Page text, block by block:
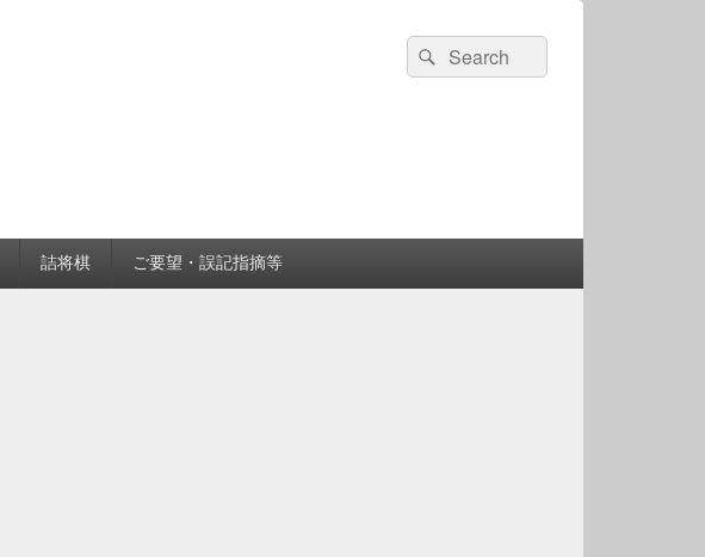
検
索:
検
索
詰将棋 ご要望・誤記指摘等